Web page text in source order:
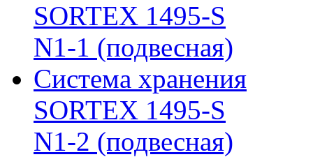
SORTEX 1495-S
N1-1 (подвесная)
Система хранения
SORTEX 1495-S
N1-2 (подвесная)